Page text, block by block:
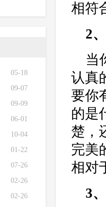
05-18
09-07
09-09
06-01
10-04
01-22
07-26
02-26
02-26
相符
2
当
认真
要你
的是
楚，
完美
相对
3